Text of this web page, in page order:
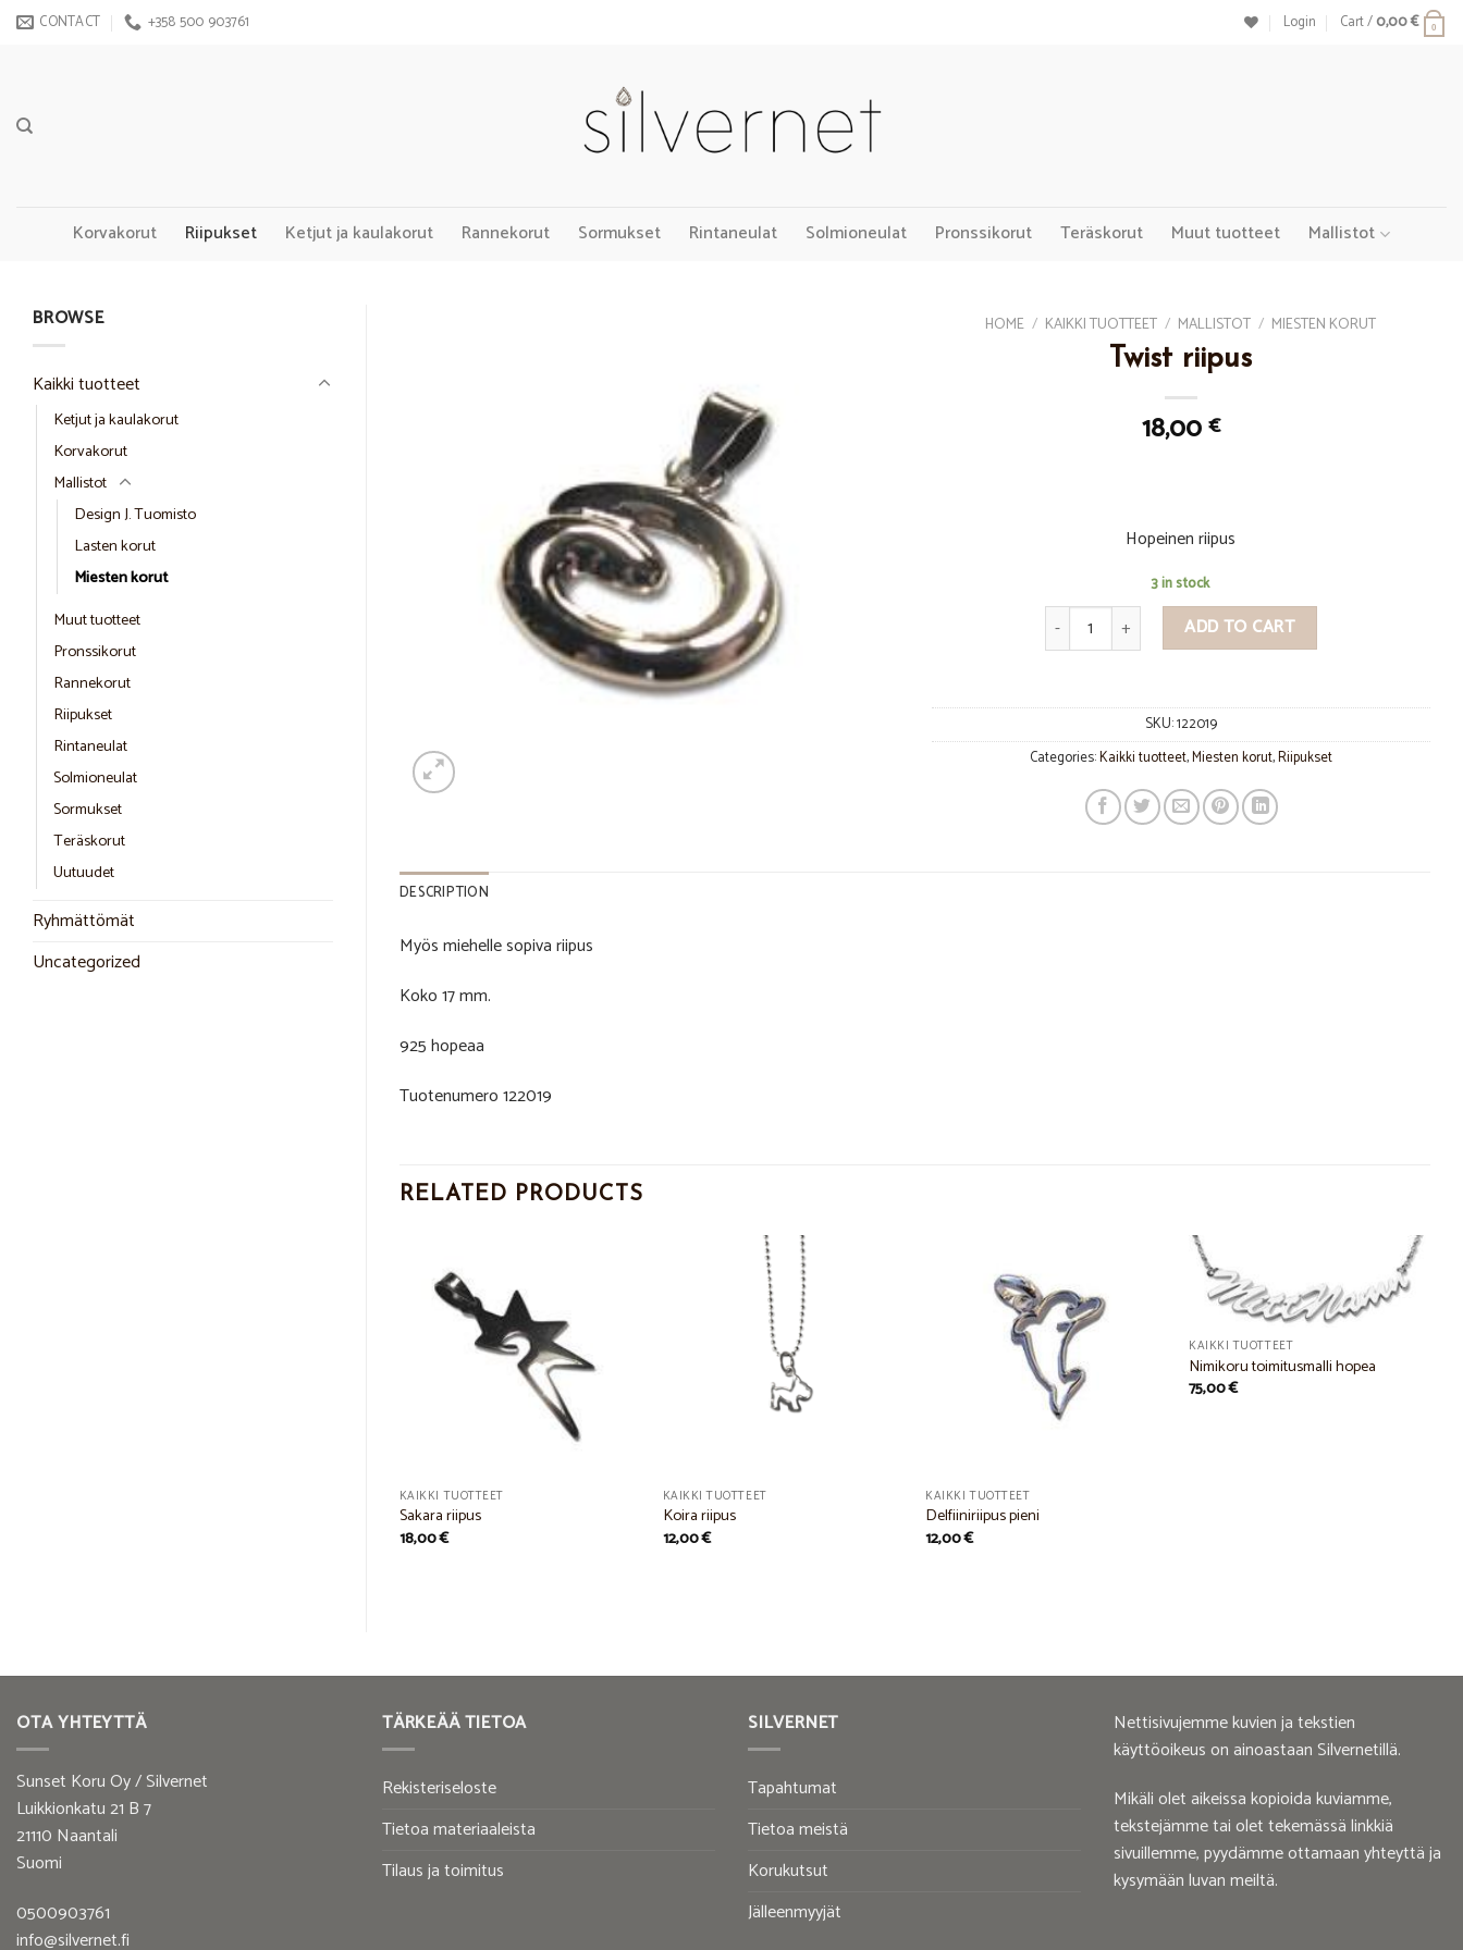
Skip CONTACT +358 500 903761 Login Cart /0,00€ 0
Korvakorut Riipukset Ketjut ja kaulakorut Rannekorut Sormukset Rintaneulat Solmioneulat Pronssikorut Teräskorut Muut tuotteet Mallistot
BROWSE
Kaikki tuotteet
Ketjut ja kaulakorut
Korvakorut
Mallistot
Design J. Tuomisto
Lasten korut
Miesten korut
Muut tuotteet
Pronssikorut
Rannekorut
Riipukset
Rintaneulat
Solmioneulat
Sormukset
Teräskorut
Uutuudet
Ryhmättömät
Uncategorized
HOME / KAIKKI TUOTTEET / MALLISTOT / MIESTEN KORUT
Twist riipus
18,00 €
Hopeinen riipus
3 in stock
Twist riipus quantity ADD TO CART
SKU:122019
Categories:Kaikki tuotteet,Miesten korut,Riipukset
DESCRIPTION
Myös miehelle sopiva riipus
Koko 17 mm.
925 hopeaa
Tuotenumero 122019
RELATED PRODUCTS
KAIKKI TUOTTEET
Sakara riipus
18,00€
KAIKKI TUOTTEET
Koira riipus
12,00€
KAIKKI TUOTTEET
Delfiiniriipus pieni
12,00€
KAIKKI TUOTTEET
Nimikoru toimitusmalli hopea
75,00€
OTA YHTEYTTÄ
Sunset Koru Oy / Silvernet
Luikkionkatu 21 B 7
21110 Naantali
Suomi
0500903761
info@silvernet.fi
TÄRKEÄÄ TIETOA
Rekisteriseloste
Tietoa materiaaleista
Tilaus ja toimitus
SILVERNET
Tapahtumat
Tietoa meistä
Korukutsut
Jälleenmyyjät
Nettisivujemme kuvien ja tekstien
käyttöoikeus on ainoastaan Silvernetillä.
Mikäli olet aikeissa kopioida kuviamme,
tekstejämme tai olet tekemässä linkkiä
sivuillemme, pyydämme ottamaan yhteyttä ja
kysymään luvan meiltä.